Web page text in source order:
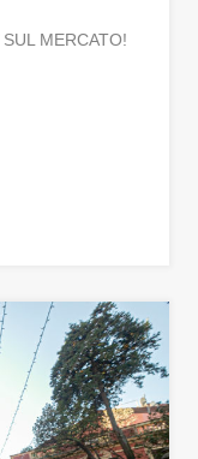
MERCATO!